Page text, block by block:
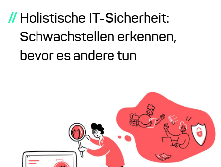
// Holistische IT-Sicherheit:
Schwachstellen erkennen,
bevor es andere tun